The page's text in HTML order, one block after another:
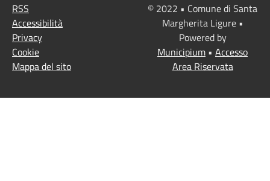
RSS
Accessibilità
Privacy
Cookie
Mappa del sito
© 2022 • Comune di Santa
Margherita Ligure •
Powered by
Municipium • Accesso
Area Riservata